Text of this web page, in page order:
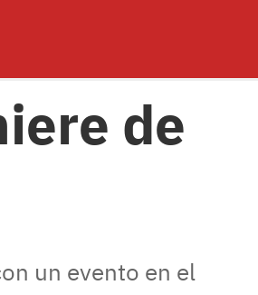
de
un evento en el